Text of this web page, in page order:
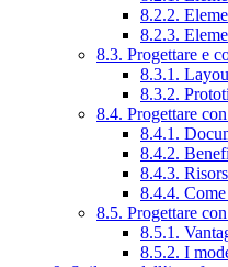
8.2.2.
8.2.3.
8.3. Progettare e
8.3.1.
8.3.2.
8.4. Progettare
8.4.1.
8.4.2.
8.4.3.
8.4.4.
8.5. Progettare
8.5.1.
8.5.2. I